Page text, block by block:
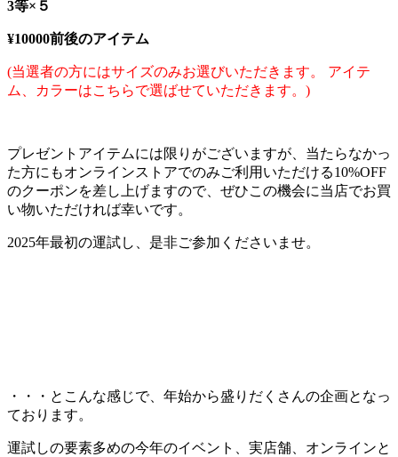
3等×５
¥10000前後のアイテム
(当選者の方にはサイズのみお選びいただきます。 アイテ
ム、カラーはこちらで選ばせていただきます。)
プレゼントアイテムには限りがございますが、当たらなかっ
た方にもオンラインストアでのみご利用いただける10%OFF
のクーポンを差し上げますので、ぜひこの機会に当店でお買
い物いただければ幸いです。
2025年最初の運試し、是非ご参加くださいませ。
・・・とこんな感じで、年始から盛りだくさんの企画となっ
ております。
運試しの要素多めの今年のイベント、実店舗、オンラインと